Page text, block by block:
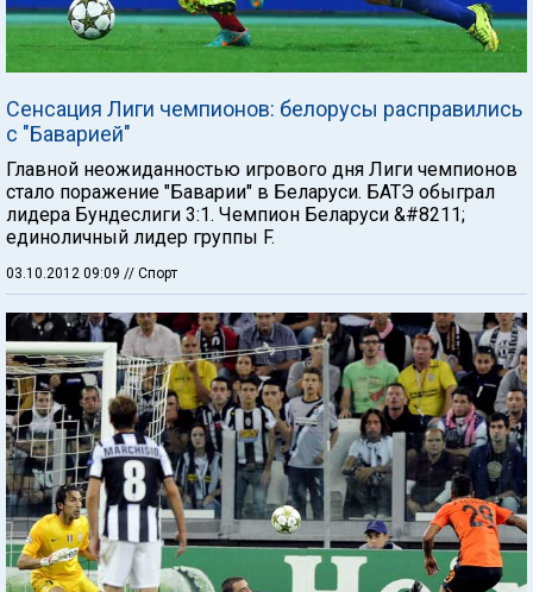
Сенсация Лиги чемпионов: белорусы расправились
с "Баварией"
Главной неожиданностью игрового дня Лиги чемпионов
стало поражение "Баварии" в Беларуси. БАТЭ обыграл
лидера Бундеслиги 3:1. Чемпион Беларуси &#8211;
единоличный лидер группы F.
03.10.2012 09:09 // Спорт